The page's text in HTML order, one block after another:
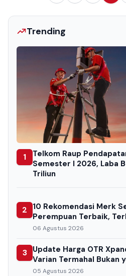
Trending
1
Telkom Raup
Semester I 2026, Laba
Triliun
2
10 Rekomendasi Merk
Perempuan Terbaik,
06 Agustus 2026
3
Update Harga OTR
Varian Termahal Bukan
05 Agustus 2026